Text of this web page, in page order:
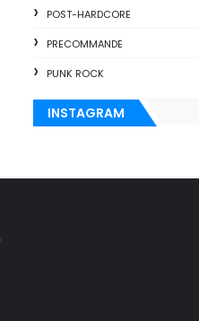
POST-HARDCORE
PRECOMMANDE
PUNK ROCK
INSTAGRAM